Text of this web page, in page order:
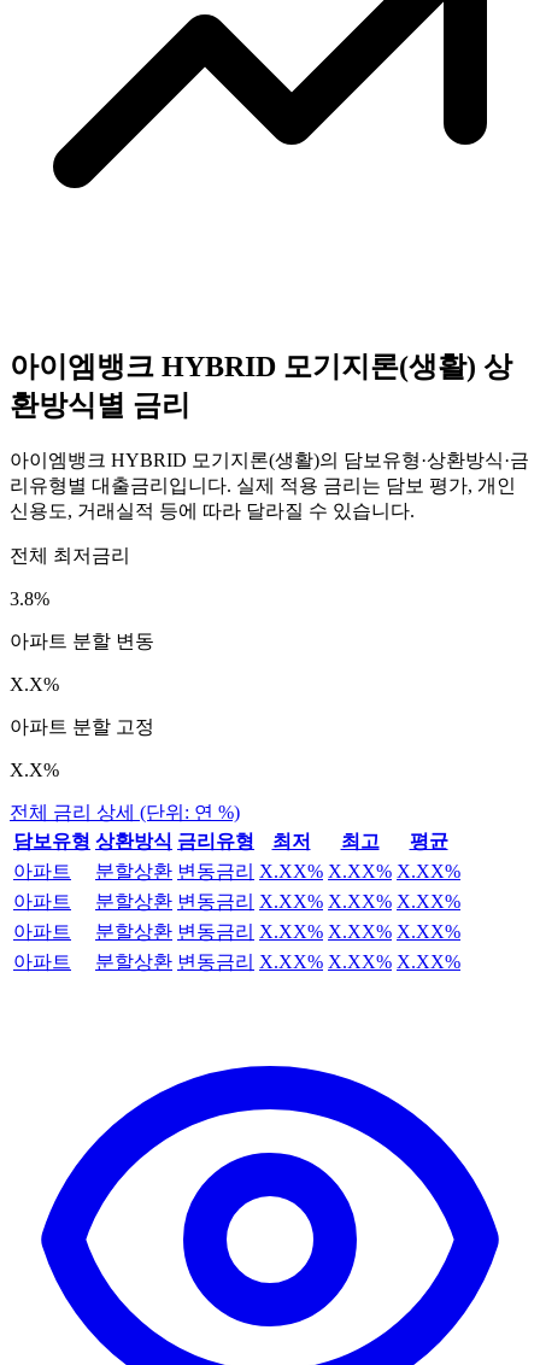
아이엠뱅크 HYBRID 모기지론(생활) 상
환방식별 금리
아이엠뱅크 HYBRID 모기지론(생활)의 담보유형·상환방식·금
리유형별 대출금리입니다. 실제 적용 금리는 담보 평가, 개인
신용도, 거래실적 등에 따라 달라질 수 있습니다.
전체 최저금리
3.8%
아파트 분할 변동
X.X%
아파트 분할 고정
X.X%
전체 금리 상세 (단위: 연 %)
담보유형 상환방식 금리유형 최저 최고
평균
아파트
분할상환 변동금리 X.XX% X.XX% X.XX%
아파트
분할상환 변동금리 X.XX% X.XX% X.XX%
아파트
분할상환 변동금리 X.XX% X.XX% X.XX%
아파트
분할상환 변동금리 X.XX% X.XX% X.XX%